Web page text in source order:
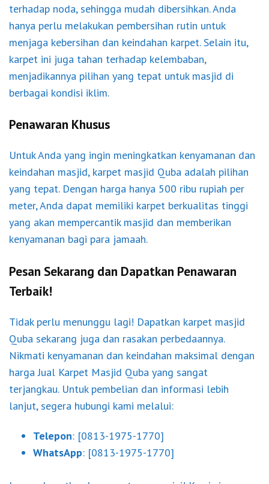
terhadap noda, sehingga mudah dibersihkan. Anda
hanya perlu melakukan pembersihan rutin untuk
menjaga kebersihan dan keindahan karpet. Selain itu,
karpet ini juga tahan terhadap kelembaban,
menjadikannya pilihan yang tepat untuk masjid di
berbagai kondisi iklim.
Penawaran Khusus
Untuk Anda yang ingin meningkatkan kenyamanan dan
keindahan masjid, karpet masjid Quba adalah pilihan
yang tepat. Dengan harga hanya 500 ribu rupiah per
meter, Anda dapat memiliki karpet berkualitas tinggi
yang akan mempercantik masjid dan memberikan
kenyamanan bagi para jamaah.
Pesan Sekarang dan Dapatkan Penawaran
Terbaik!
Tidak perlu menunggu lagi! Dapatkan karpet masjid
Quba sekarang juga dan rasakan perbedaannya.
Nikmati kenyamanan dan keindahan maksimal dengan
harga Jual Karpet Masjid Quba yang sangat
terjangkau. Untuk pembelian dan informasi lebih
lanjut, segera hubungi kami melalui:
Telepon: [0813-1975-1770]
WhatsApp: [0813-1975-1770]